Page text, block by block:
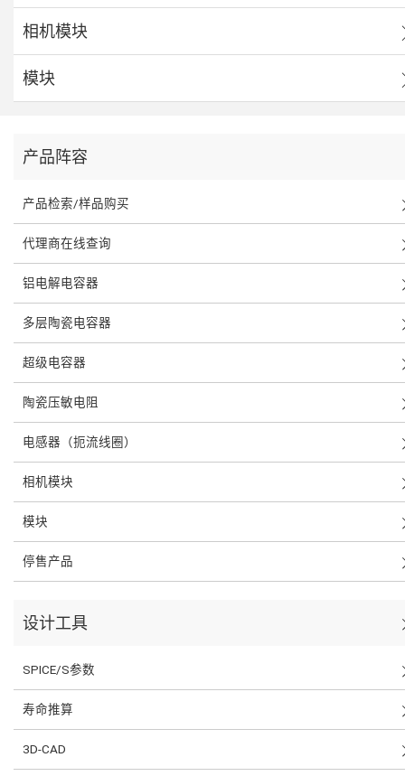
相机模块
模块
产品阵容
产品检索/样品购买
代理商在线查询
铝电解电容器
多层陶瓷电容器
超级电容器
陶瓷压敏电阻
电感器（扼流线圈）
相机模块
模块
停售产品
设计工具
SPICE/S参数
寿命推算
3D-CAD